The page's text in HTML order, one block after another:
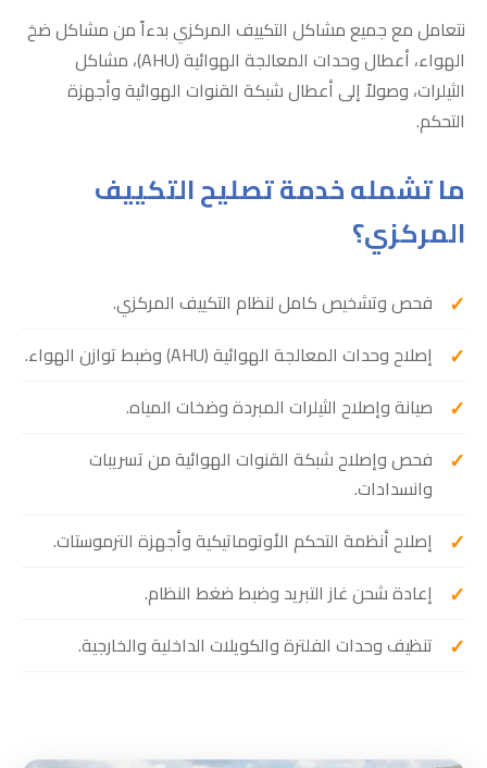
نتعامل مع جميع مشاكل التكييف المركزي بدءاً من مشاكل ضخ
الهواء، أعطال وحدات المعالجة الهوائية (AHU)، مشاكل
الثيلرات، وصولاً إلى أعطال شبكة القنوات الهوائية وأجهزة
التحكم.
ما تشمله خدمة تصليح التكييف
المركزي؟
فحص وتشخيص كامل لنظام التكييف المركزي.
إصلاح وحدات المعالجة الهوائية (AHU) وضبط توازن الهواء.
صيانة وإصلاح الثيلرات المبردة وضخات المياه.
فحص وإصلاح شبكة القنوات الهوائية من تسريبات
وانسدادات.
إصلاح أنظمة التحكم الأوتوماتيكية وأجهزة الترموستات.
إعادة شحن غاز التبريد وضبط ضغط النظام.
تنظيف وحدات الفلترة والكويلات الداخلية والخارجية.